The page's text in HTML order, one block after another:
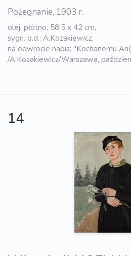
Pożegnanie, 1903 r.
olej, płótno, 58,5 x 42 cm,
sygn. p.d.: A.Kozakiewicz,
na odwrocie napis: "Kochanemu
/A.Kozakiewicz/Warszawa,
14